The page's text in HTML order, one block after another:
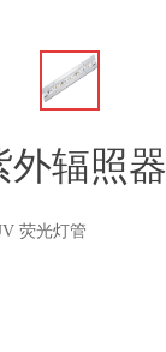
外辐照器
荧光灯管